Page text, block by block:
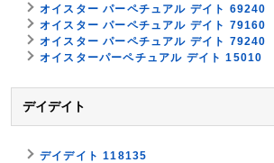
オイスター パーペチュアル デイト 69240
オイスター パーペチュアル デイト 79160
オイスター パーペチュアル デイト 79240
オイスターパーペチュアル デイト 15010
デイデイト
デイデイト 118135